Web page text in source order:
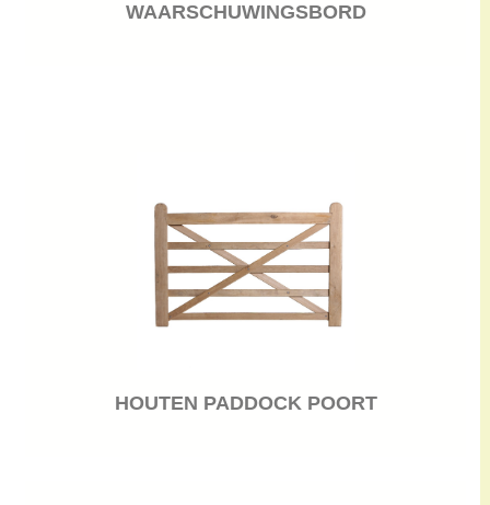
WAARSCHUWINGSBORD
HOUTEN PADDOCK POORT